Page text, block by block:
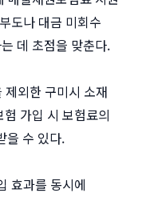
도나 대금 미회수
데 초점을 맞춘다.
외한 구미시 소재
가입 시 보험료의
을 수 있다.
효과를 동시에